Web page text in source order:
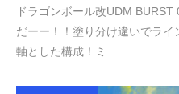
ドラゴンボール改UDM
だーー！！塗り分け違いでラ
軸とした構成！ミ…